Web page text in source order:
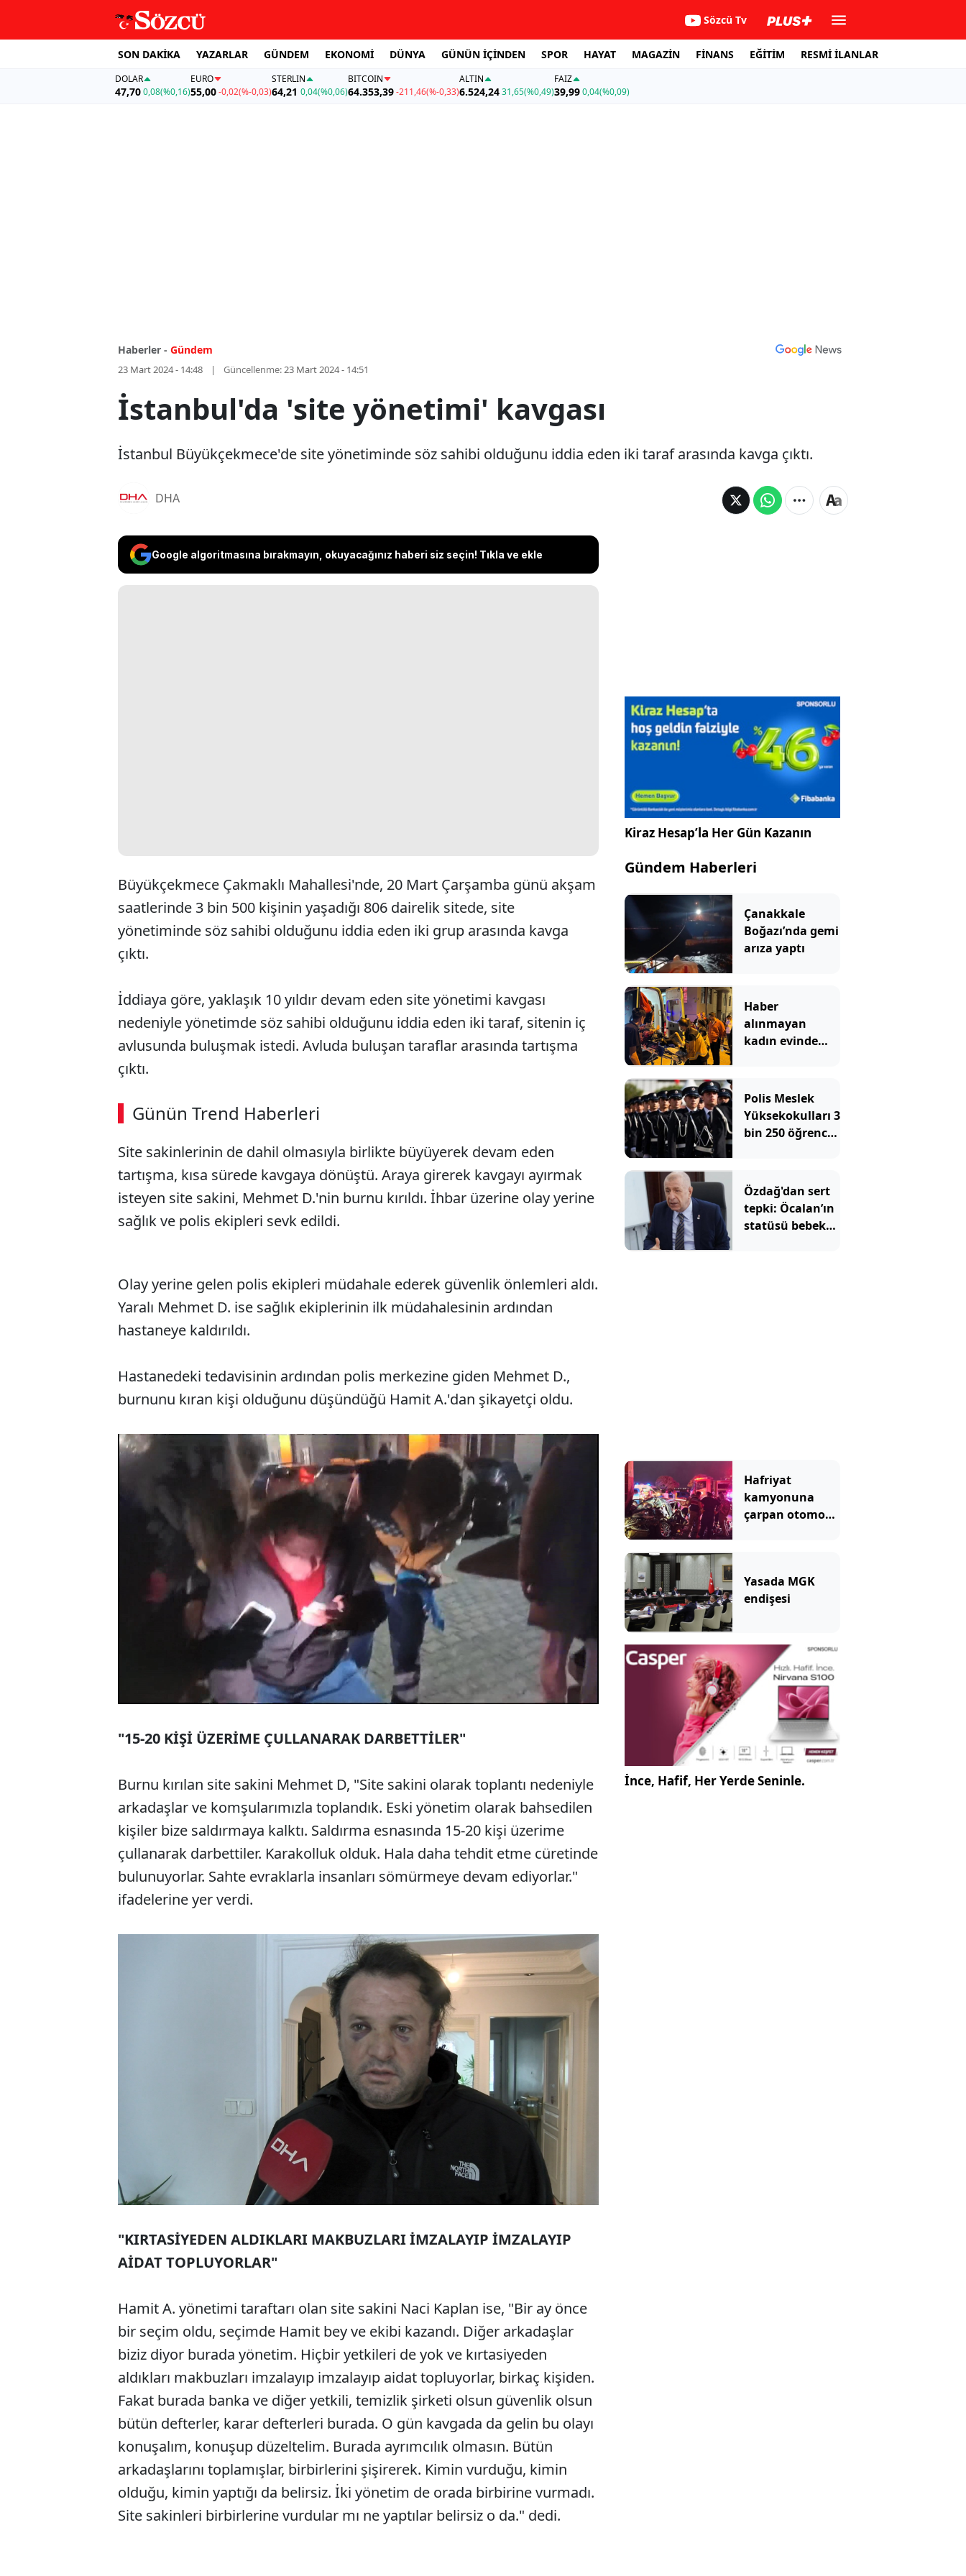
Sözcü Tv
SON DAKİKA YAZARLAR GÜNDEM EKONOMİ DÜNYA GÜNÜN İÇİNDEN SPOR HAYAT MAGAZİN FİNANS EĞİTİM RESMİ İLANLAR
DOLAR
47,700,08(%0,16)
EURO
55,00 -0,02(%-0,03)
STERLIN
64,21 0,04(%0,06)
BITCOIN
64.353,39-211,46(%-0,33)
ALTIN
6.524,2431,65(%0,49)
FAİZ
39,990,04(%0,09)
Haberler - Gündem
23 Mart 2024 - 14:48 Güncellenme:23 Mart 2024 - 14:51
İstanbul'da 'site yönetimi' kavgası
İstanbul Büyükçekmece'de site yönetiminde söz sahibi olduğunu iddia eden iki taraf arasında kavga çıktı.
DHA
Google algoritmasına bırakmayın, okuyacağınız haberi siz seçin! Tıkla ve ekle
Büyükçekmece Çakmaklı Mahallesi'nde, 20 Mart Çarşamba günü akşam
saatlerinde 3 bin 500 kişinin yaşadığı 806 dairelik sitede, site
yönetiminde söz sahibi olduğunu iddia eden iki grup arasında kavga
çıktı.
İddiaya göre, yaklaşık 10 yıldır devam eden site yönetimi kavgası
nedeniyle yönetimde söz sahibi olduğunu iddia eden iki taraf, sitenin iç
avlusunda buluşmak istedi. Avluda buluşan taraflar arasında tartışma
çıktı.
Günün Trend Haberleri
00:02 / 09:08
Sesi Aç
Site sakinlerinin de dahil olmasıyla birlikte büyüyerek devam eden
tartışma, kısa sürede kavgaya dönüştü. Araya girerek kavgayı ayırmak
isteyen site sakini, Mehmet D.'nin burnu kırıldı. İhbar üzerine olay yerine
sağlık ve polis ekipleri sevk edildi.
Olay yerine gelen polis ekipleri müdahale ederek güvenlik önlemleri aldı.
Yaralı Mehmet D. ise sağlık ekiplerinin ilk müdahalesinin ardından
hastaneye kaldırıldı.
Hastanedeki tedavisinin ardından polis merkezine giden Mehmet D.,
burnunu kıran kişi olduğunu düşündüğü Hamit A.'dan şikayetçi oldu.
"15-20 KİŞİ ÜZERİME ÇULLANARAK DARBETTİLER"
Burnu kırılan site sakini Mehmet D, "Site sakini olarak toplantı nedeniyle
arkadaşlar ve komşularımızla toplandık. Eski yönetim olarak bahsedilen
kişiler bize saldırmaya kalktı. Saldırma esnasında 15-20 kişi üzerime
çullanarak darbettiler. Karakolluk olduk. Hala daha tehdit etme cüretinde
bulunuyorlar. Sahte evraklarla insanları sömürmeye devam ediyorlar."
ifadelerine yer verdi.
"KIRTASİYEDEN ALDIKLARI MAKBUZLARI İMZALAYIP İMZALAYIP
AİDAT TOPLUYORLAR"
Hamit A. yönetimi taraftarı olan site sakini Naci Kaplan ise, "Bir ay önce
bir seçim oldu, seçimde Hamit bey ve ekibi kazandı. Diğer arkadaşlar
biziz diyor burada yönetim. Hiçbir yetkileri de yok ve kırtasiyeden
aldıkları makbuzları imzalayıp imzalayıp aidat topluyorlar, birkaç kişiden.
Fakat burada banka ve diğer yetkili, temizlik şirketi olsun güvenlik olsun
bütün defterler, karar defterleri burada. O gün kavgada da gelin bu olayı
konuşalım, konuşup düzeltelim. Burada ayrımcılık olmasın. Bütün
arkadaşlarını toplamışlar, birbirlerini şişirerek. Kimin vurduğu, kimin
olduğu, kimin yaptığı da belirsiz. İki yönetim de orada birbirine vurmadı.
Site sakinleri birbirlerine vurdular mı ne yaptılar belirsiz o da." dedi.
Kiraz Hesap’la Her Gün Kazanın
Gündem Haberleri
Çanakkale
Boğazı’nda gemi
arıza yaptı
Haber
alınmayan
kadın evinde
bulundu
Polis Meslek
Yüksekokulları 3
bin 250 öğrenci
Özdağ'dan sert
tepki: Öcalan’ın
statüsü bebek
Hafriyat
kamyonuna
çarpan otomobil
Yasada MGK
endişesi
İnce, Hafif, Her Yerde Seninle.